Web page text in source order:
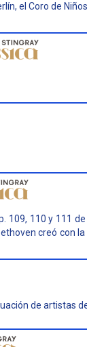
el Coro de
109, 110 y 111
creó con
de artistas